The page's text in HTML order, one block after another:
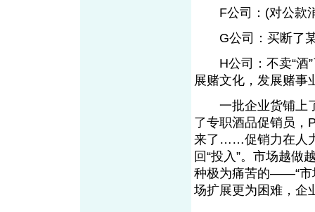
F公司：(对公款
G公司：买断了
H公司：不卖“酒”
展赌文化，发展赌
一批企业货铺上了
了专职酒品促销员，
来了……促销力在人
回“投入”。市场越做
种极为痛苦的——“市
场扩展更为困难，企